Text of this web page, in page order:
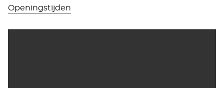
MODER
Optical
Openingstijden